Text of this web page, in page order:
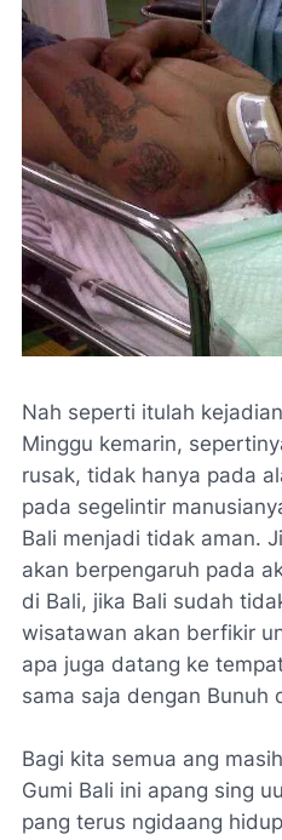
Nah seperti itulah
Minggu kemarin,
rusak, tidak hanya pada
pada segelintir
Bali menjadi tidak aman.
akan berpengaruh pada
di Bali, jika Bali sudah
wisatawan akan berfikir
apa juga datang ke
sama saja dengan Bunuh
Bagi kita semua ang
Gumi Bali ini apang sing
pang terus ngidaang